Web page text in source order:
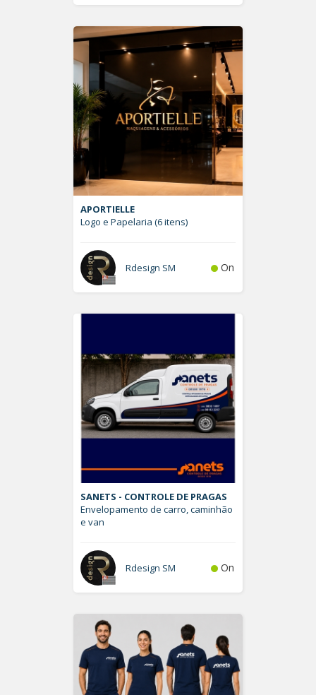
APORTIELLE
Logo e Papelaria (6 itens)
Rdesign SM On
SANETS - CONTROLE DE PRAGAS
Envelopamento de carro, caminhão
e van
Rdesign SM On